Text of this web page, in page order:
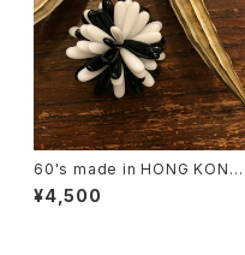
60's made in HONG KONG
Black & White Flower Motif
ヴィンテージブローチ [BV-40
¥4,500